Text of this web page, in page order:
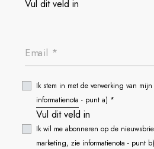
Vul dit veld in
Email *
Ik stem in met de verwerking van
informatienota - punt a) *
Vul dit veld in
Ik wil me abonneren op de
marketing, zie informatienota - punt